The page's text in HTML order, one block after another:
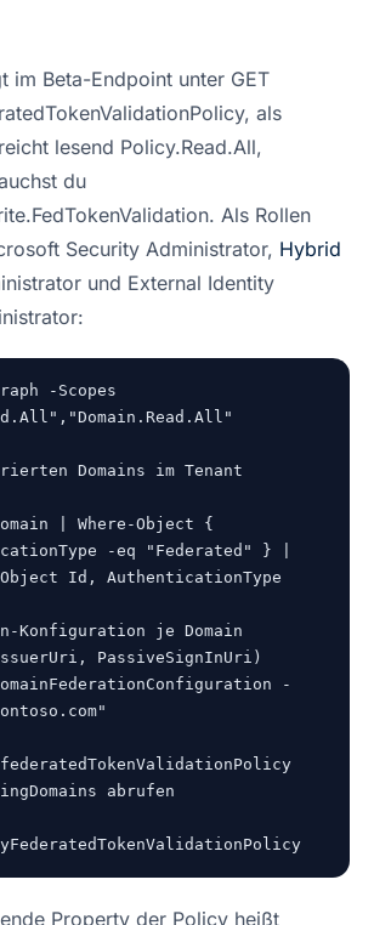
im Beta-Endpoint unter GET
als
lesend Policy.Read.All,
du
Als Rollen
Security Administrator, Hybrid
und External Identity
-Scopes
Domains im Tenant
| Where-Object {
-eq "Federated" } |
Konfiguration je Domain
PassiveSignInUri)
-
abrufen
Property der Policy heißt